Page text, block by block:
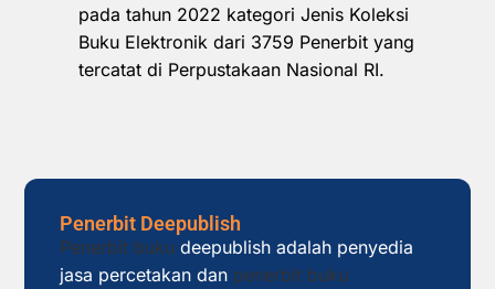
pada tahun 2022 kategori Jenis Koleksi
Buku Elektronik dari 3759 Penerbit yang
tercatat di Perpustakaan Nasional RI.
Penerbit Deepublish
Penerbit buku deepublish adalah penyedia
jasa percetakan dan penerbit buku